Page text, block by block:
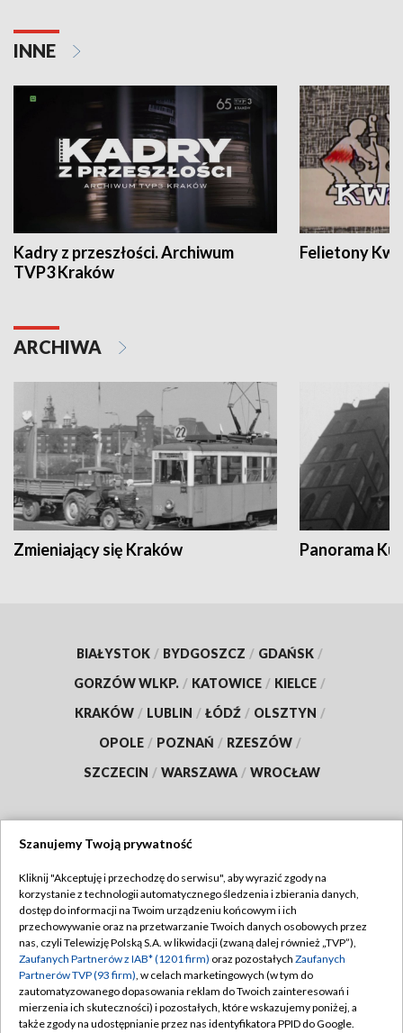
INNE
Kadry z przeszłości. Archiwum
TVP3 Kraków
Felietony
ARCHIWA
Zmieniający się Kraków Panorama
BIAŁYSTOK / BYDGOSZCZ / GDAŃSK /
GORZÓW WLKP. / KATOWICE / KIELCE /
KRAKÓW / LUBLIN / ŁÓDŹ / OLSZTYN /
OPOLE / POZNAŃ / RZESZÓW /
SZCZECIN / WARSZAWA / WROCŁAW
TVP
Abonament TVP
Emisja w TVP
Centrum informacji TVP
Naziemna Telewizja Cyfrowa
Regulamin TVP
Polityka prywatności
Moje zgody
Pomoc
Szanujemy Twoją prywatność
Kliknij "Akceptuję i przechodzę do serwisu", aby wyrazić zgody na
korzystanie z technologii automatycznego śledzenia i zbierania danych,
dostęp do informacji na Twoim urządzeniu końcowym i ich
przechowywanie oraz na przetwarzanie Twoich danych osobowych przez
nas, czyli Telewizję Polską S.A. w likwidacji (zwaną dalej również „TVP”),
Zaufanych Partnerów z IAB* (1201 firm) oraz pozostałych Zaufanych
Partnerów TVP (93 firm), w celach marketingowych (w tym do
zautomatyzowanego dopasowania reklam do Twoich zainteresowań i
mierzenia ich skuteczności) i pozostałych, które wskazujemy poniżej, a
także zgody na udostępnianie przez nas identyfikatora PPID do Google.